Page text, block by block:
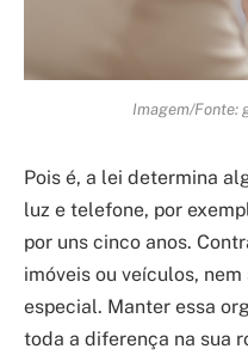
Imagem/Fonte:
Pois é, a lei determina
luz e telefone, por
por uns cinco anos.
imóveis ou veículos,
especial. Manter essa
toda a diferença na sua